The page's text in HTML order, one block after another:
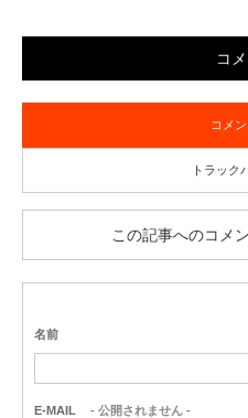
コ
コメ
トラック
この記事へのコメ
名前
E-MAIL - 公開されません -